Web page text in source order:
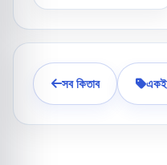
البلاغہ اردو شرح
دروس البلاغہ
সব কিতাব একই